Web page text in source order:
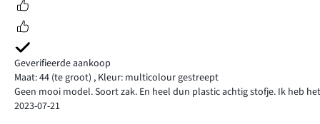
Geverifieerde aankoop
Maat: 44 (te groot) , Kleur: multicolour gestreept
Geen mooi model. Soort zak. En heel dun plastic achtig stofje. Ik heb
2023-07-21